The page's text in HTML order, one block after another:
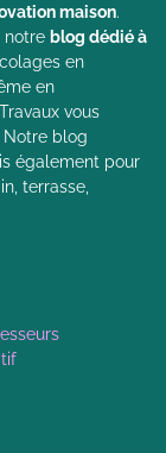
maison.
notre blog dédié à
en
en
vous
Notre blog
également pour
terrasse,